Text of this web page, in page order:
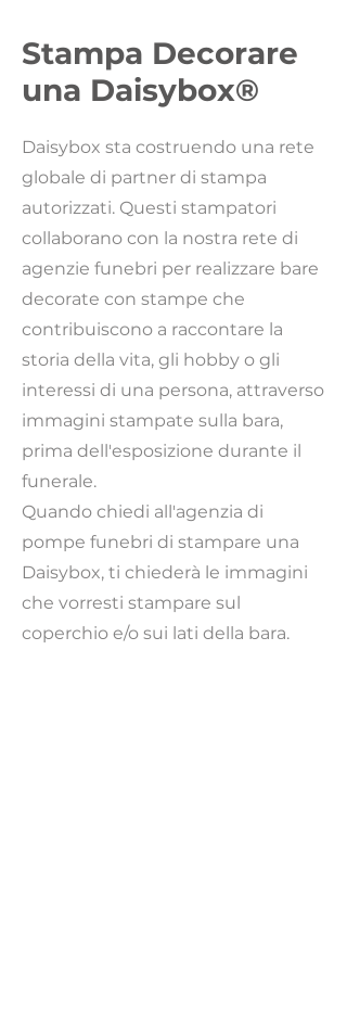
Stampa Decorare
una Daisybox®
Daisybox sta costruendo una rete
globale di partner di stampa
autorizzati. Questi stampatori
collaborano con la nostra rete di
agenzie funebri per realizzare bare
decorate con stampe che
contribuiscono a raccontare la
storia della vita, gli hobby o gli
interessi di una persona, attraverso
immagini stampate sulla bara,
prima dell'esposizione durante il
funerale.
Quando chiedi all'agenzia di
pompe funebri di stampare una
Daisybox, ti chiederà le immagini
che vorresti stampare sul
coperchio e/o sui lati della bara.